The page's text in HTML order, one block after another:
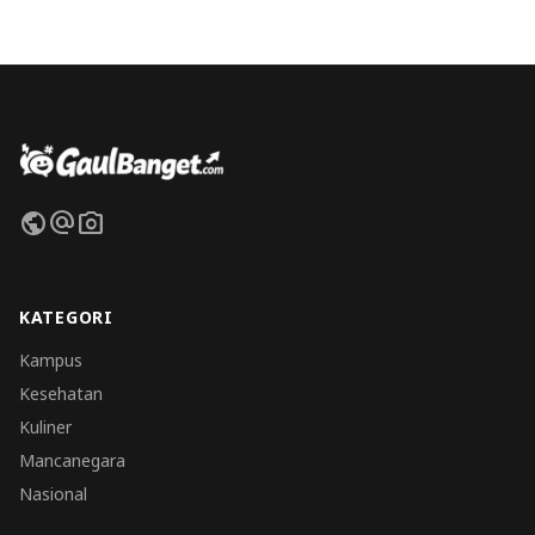
publicalternate_emailphoto_camera
KATEGORI
Kampus
Kesehatan
Kuliner
Mancanegara
Nasional